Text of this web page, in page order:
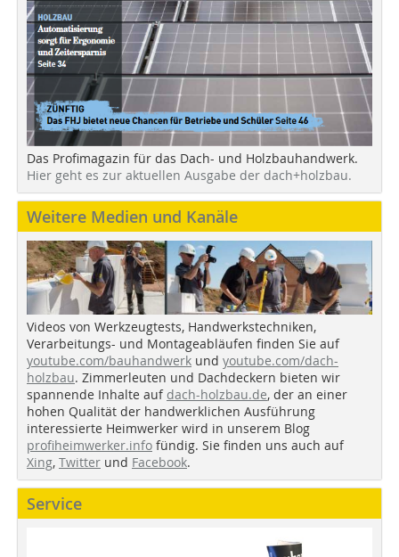
Das Profimagazin für das Dach- und Holzbauhandwerk.
Hier geht es zur aktuellen Ausgabe der dach+holzbau.
Weitere Medien und Kanäle
Videos von Werkzeugtests, Handwerkstechniken,
Verarbeitungs- und Montageabläufen finden Sie auf
youtube.com/bauhandwerk und youtube.com/dach-
holzbau. Zimmerleuten und Dachdeckern bieten wir
spannende Inhalte auf dach-holzbau.de, der an einer
hohen Qualität der handwerklichen Ausführung
interessierte Heimwerker wird in unserem Blog
profiheimwerker.info fündig. Sie finden uns auch auf
Xing, Twitter und Facebook.
Service